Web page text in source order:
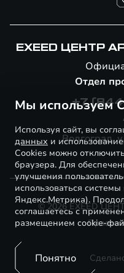
EXEED ЦЕНТР
Отдел
+7
Волгоград,
© 2026 EXEED
Мы используем
Используя сайт, вы
данных и
Cookies можно
браузера. Для
улучшения
использоваться
Яндекс.Метрика).
соглашаетесь с
размещением cookie-
Понятно